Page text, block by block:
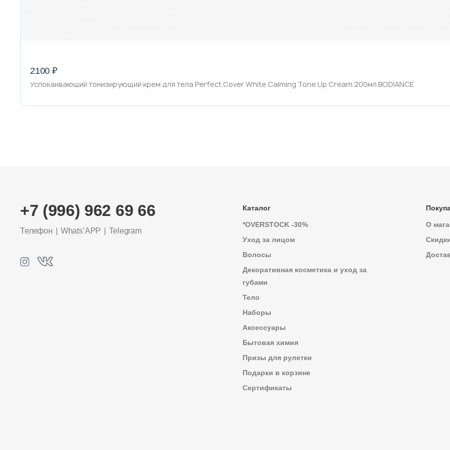
2100 ₽
Успокаивающий тонизирующий крем для тела Perfect Cover White Calming Tone Up Cream 200мл BODIANCE
+7 (996) 962 69 66
Телефон Whats’APP Telegram
Каталог
*OVERSTOCK -30%
Уход за лицом
Волосы
Декоративная косметика и уход за
губами
Тело
Наборы
Аксессуары
Бытовая химия
Призы для рулетки
Подарки в корзине
Сертификаты
О